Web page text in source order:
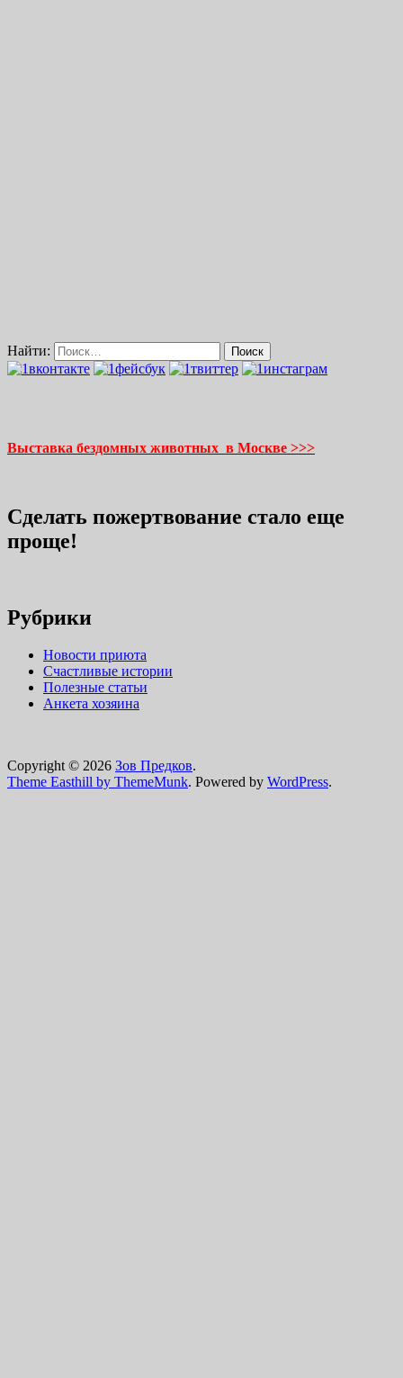
Найти:
Выставка бездомных животных в Москве >>>
Сделать пожертвование стало еще
проще!
Рубрики
Новости приюта
Счастливые истории
Полезные статьи
Анкета хозяина
Copyright © 2026 Зов Предков.
Theme Easthill by ThemeMunk. Powered by WordPress.